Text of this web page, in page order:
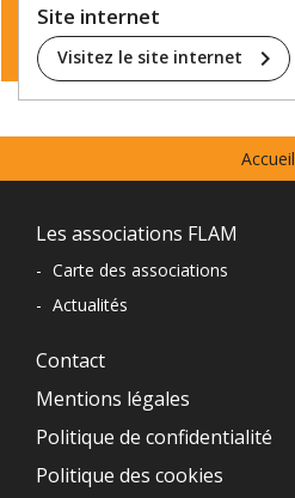
Site internet
Visitez le site internet chevron_right
Accueil
Navigation
du
pied
de
page
Les associations FLAM
- Carte des associations
- Actualités
Contact
Mentions légales
Politique de confidentialité
Politique des cookies